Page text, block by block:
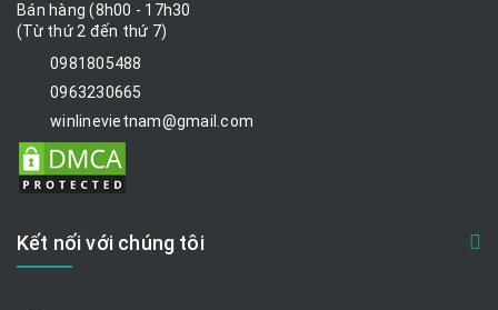
Bán hàng (8h00 - 17h30
(Từ thứ 2 đến thứ 7)
0981805488
0963230665
winlinevietnam@gmail.com
Kết nối với chúng tôi